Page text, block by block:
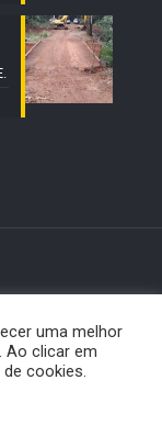
|
uma melhor
Ao clicar em
cookies.